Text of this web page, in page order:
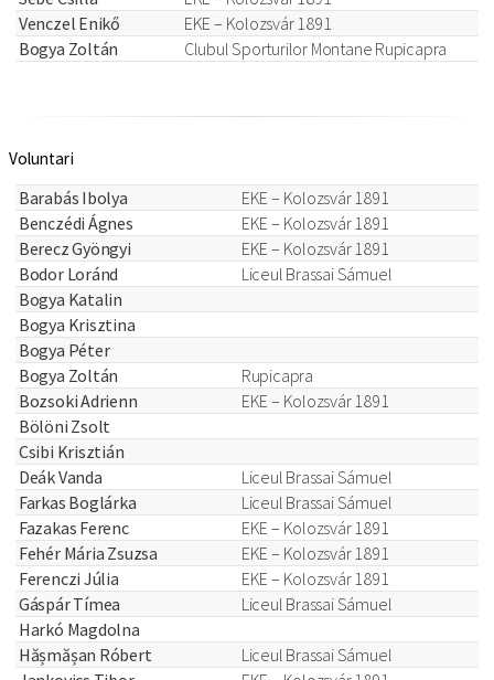
Venczel Enikő
EKE – Kolozsvár 1891
Bogya Zoltán
Clubul Sporturilor Montane Rupicapra
Voluntari
Barabás Ibolya
EKE – Kolozsvár 1891
Benczédi Ágnes
EKE – Kolozsvár 1891
Berecz Gyöngyi
EKE – Kolozsvár 1891
Bodor Loránd
Liceul Brassai Sámuel
Bogya Katalin
Bogya Krisztina
Bogya Péter
Bogya Zoltán
Rupicapra
Bozsoki Adrienn
EKE – Kolozsvár 1891
Bölöni Zsolt
Csibi Krisztián
Deák Vanda
Liceul Brassai Sámuel
Farkas Boglárka
Liceul Brassai Sámuel
Fazakas Ferenc
EKE – Kolozsvár 1891
Fehér Mária Zsuzsa
EKE – Kolozsvár 1891
Ferenczi Júlia
EKE – Kolozsvár 1891
Gáspár Tímea
Liceul Brassai Sámuel
Harkó Magdolna
Hășmășan Róbert
Liceul Brassai Sámuel